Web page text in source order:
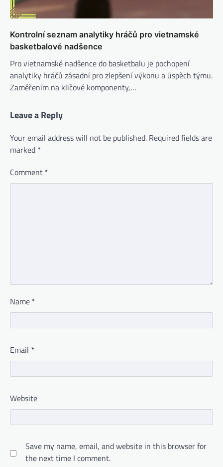
Kontrolní seznam analytiky hráčů pro vietnamské
basketbalové nadšence
Pro vietnamské nadšence do basketbalu je pochopení
analytiky hráčů zásadní pro zlepšení výkonu a úspěch týmu.
Zaměřením na klíčové komponenty,…
Leave a Reply
Your email address will not be published. Required fields are
marked *
Comment *
Name *
Email *
Website
Save my name, email, and website in this browser for
the next time I comment.